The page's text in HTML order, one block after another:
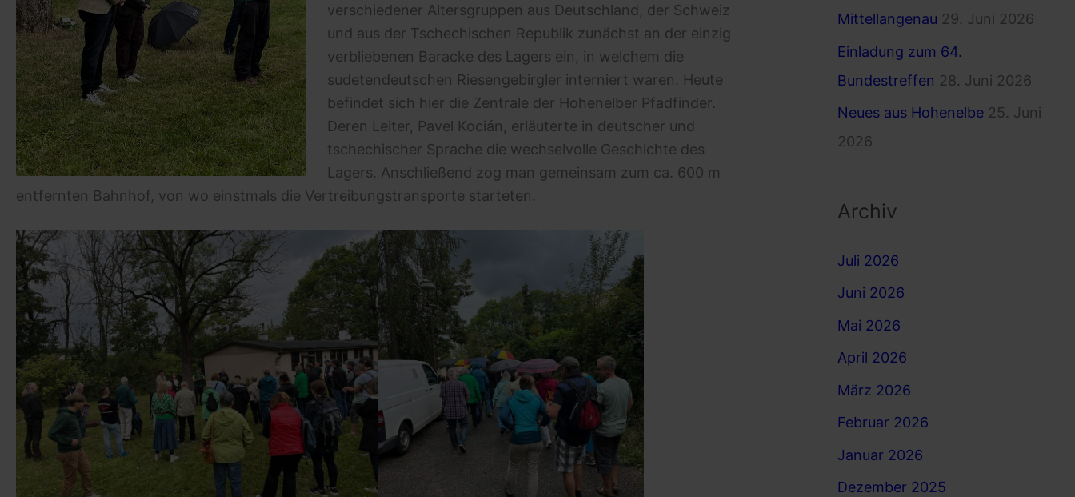
verschiedener Altersgruppen aus Deutschland, der Schweiz
und aus der Tschechischen Republik zunächst an der einzig
verbliebenen Baracke des Lagers ein, in welchem die
sudetendeutschen Riesengebirgler interniert waren. Heute
befindet sich hier die Zentrale der Hohenelber Pfadfinder.
Deren Leiter, Pavel Kocián, erläuterte in deutscher und
tschechischer Sprache die wechselvolle Geschichte des
Lagers. Anschließend zog man gemeinsam zum ca. 600 m
entfernten Bahnhof, von wo einstmals die Vertreibungstransporte starteten.
Mittellangenau 29. Juni 2026
Einladung zum 64.
Bundestreffen 28. Juni 2026
Neues aus Hohenelbe 25. Juni
2026
Archiv
Juli 2026
Juni 2026
Mai 2026
April 2026
März 2026
Februar 2026
Januar 2026
Dezember 2025